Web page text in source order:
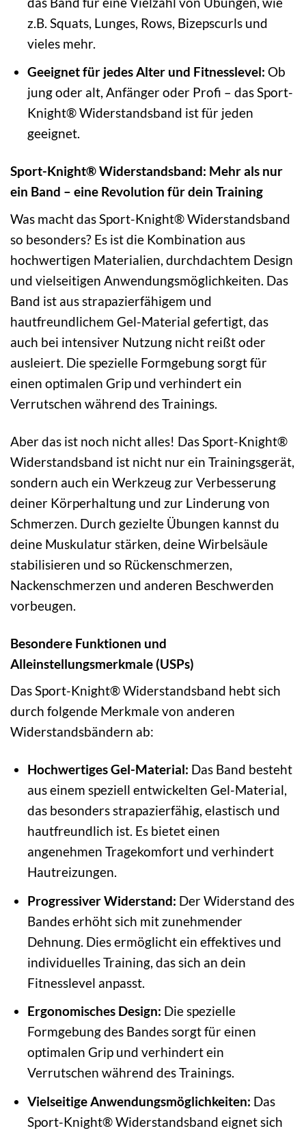
z.B. Squats, Lunges, Rows, Bizepscurls und
vieles mehr.
Geeignet für jedes Alter und Fitnesslevel: Ob
jung oder alt, Anfänger oder Profi – das Sport-
Knight® Widerstandsband ist für jeden
geeignet.
Sport-Knight® Widerstandsband: Mehr als nur
ein Band – eine Revolution für dein Training
Was macht das Sport-Knight® Widerstandsband
so besonders? Es ist die Kombination aus
hochwertigen Materialien, durchdachtem Design
und vielseitigen Anwendungsmöglichkeiten. Das
Band ist aus strapazierfähigem und
hautfreundlichem Gel-Material gefertigt, das
auch bei intensiver Nutzung nicht reißt oder
ausleiert. Die spezielle Formgebung sorgt für
einen optimalen Grip und verhindert ein
Verrutschen während des Trainings.
Aber das ist noch nicht alles! Das Sport-Knight®
Widerstandsband ist nicht nur ein Trainingsgerät,
sondern auch ein Werkzeug zur Verbesserung
deiner Körperhaltung und zur Linderung von
Schmerzen. Durch gezielte Übungen kannst du
deine Muskulatur stärken, deine Wirbelsäule
stabilisieren und so Rückenschmerzen,
Nackenschmerzen und anderen Beschwerden
vorbeugen.
Besondere Funktionen und
Alleinstellungsmerkmale (USPs)
Das Sport-Knight® Widerstandsband hebt sich
durch folgende Merkmale von anderen
Widerstandsbändern ab:
Hochwertiges Gel-Material: Das Band besteht
aus einem speziell entwickelten Gel-Material,
das besonders strapazierfähig, elastisch und
hautfreundlich ist. Es bietet einen
angenehmen Tragekomfort und verhindert
Hautreizungen.
Progressiver Widerstand: Der Widerstand des
Bandes erhöht sich mit zunehmender
Dehnung. Dies ermöglicht ein effektives und
individuelles Training, das sich an dein
Fitnesslevel anpasst.
Ergonomisches Design: Die spezielle
Formgebung des Bandes sorgt für einen
optimalen Grip und verhindert ein
Verrutschen während des Trainings.
Vielseitige Anwendungsmöglichkeiten: Das
Sport-Knight® Widerstandsband eignet sich